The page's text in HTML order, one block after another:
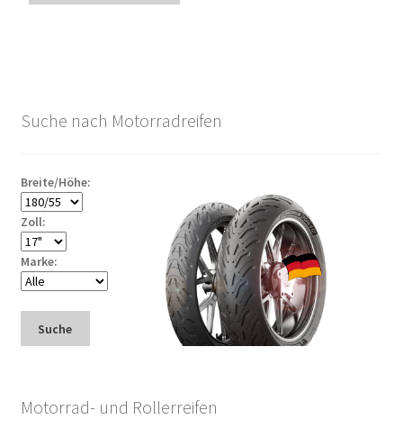
Suche nach Motorradreifen
Breite/Höhe:
Zoll:
Marke:
Suche
Motorrad- und Rollerreifen